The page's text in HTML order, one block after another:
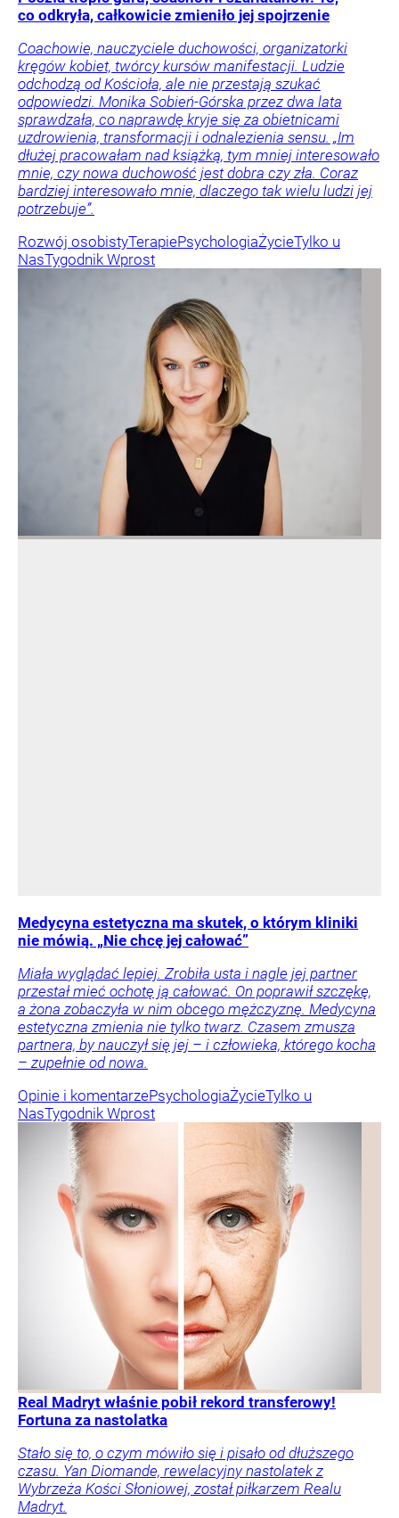
co odkryła, całkowicie zmieniło jej spojrzenie
Coachowie, nauczyciele duchowości, organizatorki
kręgów kobiet, twórcy kursów manifestacji. Ludzie
odchodzą od Kościoła, ale nie przestają szukać
odpowiedzi. Monika Sobień-Górska przez dwa lata
sprawdzała, co naprawdę kryje się za obietnicami
uzdrowienia, transformacji i odnalezienia sensu. „Im
dłużej pracowałam nad książką, tym mniej interesowało
mnie, czy nowa duchowość jest dobra czy zła. Coraz
bardziej interesowało mnie, dlaczego tak wielu ludzi jej
potrzebuje”.
Rozwój osobistyTerapiePsychologiaŻycieTylko u
NasTygodnik Wprost
Medycyna estetyczna ma skutek, o którym kliniki
nie mówią. „Nie chcę jej całować”
Miała wyglądać lepiej. Zrobiła usta i nagle jej partner
przestał mieć ochotę ją całować. On poprawił szczękę,
a żona zobaczyła w nim obcego mężczyznę. Medycyna
estetyczna zmienia nie tylko twarz. Czasem zmusza
partnera, by nauczył się jej – i człowieka, którego kocha
– zupełnie od nowa.
Opinie i komentarzePsychologiaŻycieTylko u
NasTygodnik Wprost
Real Madryt właśnie pobił rekord transferowy!
Fortuna za nastolatka
Stało się to, o czym mówiło się i pisało od dłuższego
czasu. Yan Diomande, rewelacyjny nastolatek z
Wybrzeża Kości Słoniowej, został piłkarzem Realu
Madryt.